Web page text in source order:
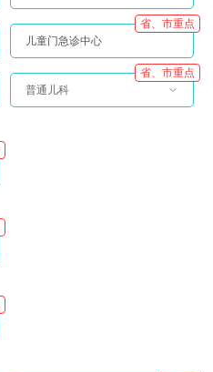
儿童门急诊中心
省、市重点
普通儿科
省、市重点